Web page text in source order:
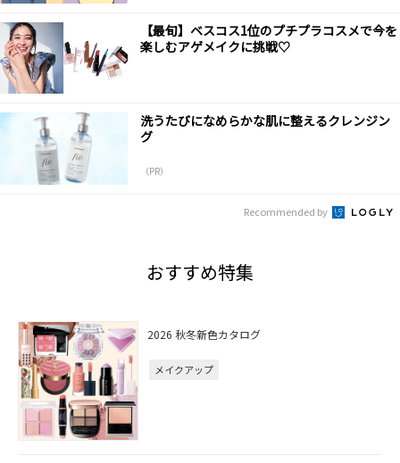
【最旬】ベスコス1位のプチプラコスメで今を
楽しむアゲメイクに挑戦♡
洗うたびになめらかな肌に整えるクレンジン
グ
（PR）
Recommended by
おすすめ特集
2026 秋冬新色カタログ
メイクアップ